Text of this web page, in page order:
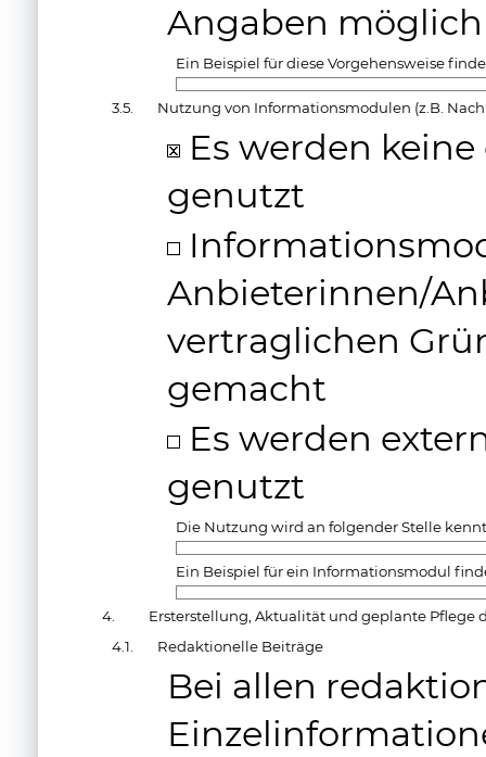
Angaben möglich
Ein Beispiel für diese Vorgehensweise
3.5. Nutzung von Informationsmodulen (z.B.
Es werden
genutzt
Anbieterinnen/
vertraglichen
gemacht
Es werden
genutzt
Die Nutzung wird an folgender Stelle
Ein Beispiel für ein Informationsmodul
4.
Ersterstellung, Aktualität und geplante Pflege
4.1.
Redaktionelle Beiträge
Bei allen